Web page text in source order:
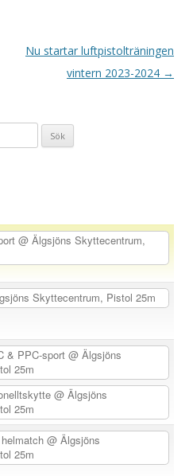
Nu startar luftpistolträningen
vintern 2023-2024 →
@ Älgsjöns Skyttecentrum,
Skyttecentrum, Pistol 25m
& PPC-sport @ Älgsjöns
25m
@ Älgsjöns
25m
@ Älgsjöns
25m